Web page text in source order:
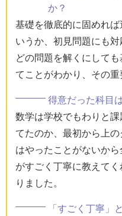
か？
基礎を徹底的に固めれ
いうか、初見問題にも対
どの問題を解くにして
てことがわかり、その重
得意だった科目
数学は学校でもわりと
てたのか、最初から上
はやったことがないか
がすごく丁寧に教えて
りました。
「すごく丁寧」